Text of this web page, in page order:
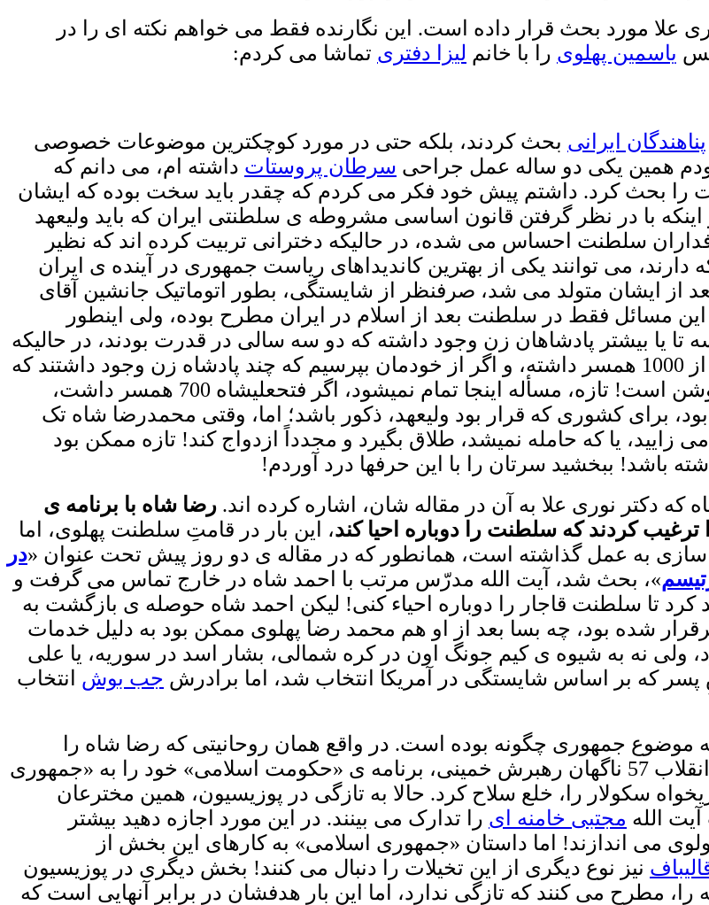
علا مورد بحث قرار داده است. این نگارنده فقط می خواهم نکته ای را در
یاسمین پهلوی را با خانم لیزا دفتری تماشا می کردم:
پناهندگان ایرانی بحث کردند، بلکه حتی در مورد کوچکترین موضوعات خصوصی
همین یکی دو ساله عمل جراحی سرطان پروستات داشته ام، می دانم که
بحث کرد. داشتم پیش خود فکر می کردم که چقدر باید سخت بوده که ایشان
اینکه با در نظر گرفتن قانون اساسی مشروطه ی سلطنتی ایران که باید ولیعهد
سلطنت احساس می شده، در حالیکه دخترانی تربیت کرده اند که نظیر
دارند، می توانند یکی از بهترین کاندیداهای ریاست جمهوری در آینده ی ایران
از ایشان متولد می شد، صرفنظر از شایستگی، بطور اتوماتیک جانشین آقای
مسائل فقط در سلطنت بعد از اسلام در ایران مطرح بوده، ولی اینطور
یا بیشتر پادشاهان زن وجود داشته که دو سه سالی در قدرت بودند، در حالیکه
در همان پیش از اسلام، خسرو پرویز پادشاه ایران بیش از 1000 همسر داشته، و اگر از خودمان بپرسیم که چند پادشاه زن وجود داشتند که
1000 هیچ، 10 تا یا حتی 2 تا همسر داشته باشند، پاسخ روشن است! تازه، مسأله اینجا تمام نمیشود، اگر فتحعلیشاه 700 همسر داشت،
برای کشوری که قرار بود ولیعهد، ذکور باشد؛ اما، وقتی محمدرضا شاه تک
یا که حامله نمیشد، طلاق بگیرد و مجدداً ازدواج کند! تازه ممکن بود
باشد! ببخشید سرتان را با این حرفها درد آوردم!
دکتر نوری علا به آن در مقاله شان، اشاره کرده اند. رضا شاه با برنامه ی
ترغیب کردند که سلطنت را دوباره احیا کند، این بار در قامتِ سلطنت پهلوی، اما
به عمل گذاشته است، همانطور که در مقاله ی دو روز پیش تحت عنوان «در
»، بحث شد، آیت الله مدرّس مرتب با احمد شاه در خارج تماس می گرفت و
کرد تا سلطنت قاجار را دوباره احیاء کنی! لیکن احمد شاه حوصله ی بازگشت به
شده بود، چه بسا بعد از او هم محمد رضا پهلوی ممکن بود به دلیل خدمات
نه به شیوه ی کیم جونگ اون در کره شمالی، بشار اسد در سوریه، یا علی
که بر اساس شایستگی در آمریکا انتخاب شد، اما برادرش جب بوش انتخاب
موضوع جمهوری چگونه بوده است. در واقع همان روحانیتی که رضا شاه را
بسوی راه اندازی بساط سلطنت، ترغیب کرد، در زمان انقلاب 57 ناگهان رهبرش خمینی، برنامه ی «حکومت اسلامی» خود را به «جمهوری
سکولار را، خلع سلاح کرد. حالا به تازگی در پوزیسیون، همین مخترعان
الله مجتبی خامنه ای را تدارک می بینند. در این مورد اجازه دهید بیشتر
می اندازند! اما داستان «جمهوری اسلامی» به کارهای این بخش از
نیز نوع دیگری از این تخیلات را دنبال می کنند! بخش دیگری در پوزیسیون
مطرح می کنند که تازگی ندارد، اما این بار هدفشان در برابر آنهایی است که